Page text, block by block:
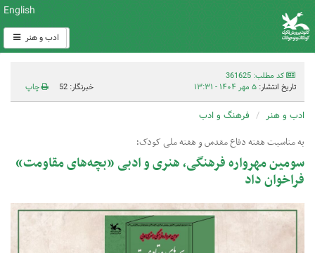
English
ادب و هنر
کد مطلب: 361625
تاریخ انتشار: ۵ مهر ۱۴۰۴ - ۱۳:۳۱ خبرنگار: 52 چاپ
ادب و هنر فرهنگ و ادب
به مناسبت هفته دفاع مقدس و هفته ملی کودک؛
سومین مهرواره فرهنگی، هنری و ادبی «بچه‌های مقاومت»
فراخوان داد